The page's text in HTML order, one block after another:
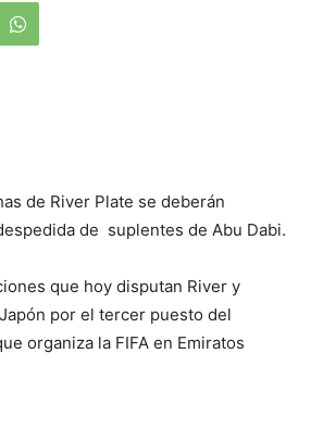
de River Plate se deberán
de suplentes de Abu Dabi.
que hoy disputan River y
por el tercer puesto del
organiza la FIFA en Emiratos